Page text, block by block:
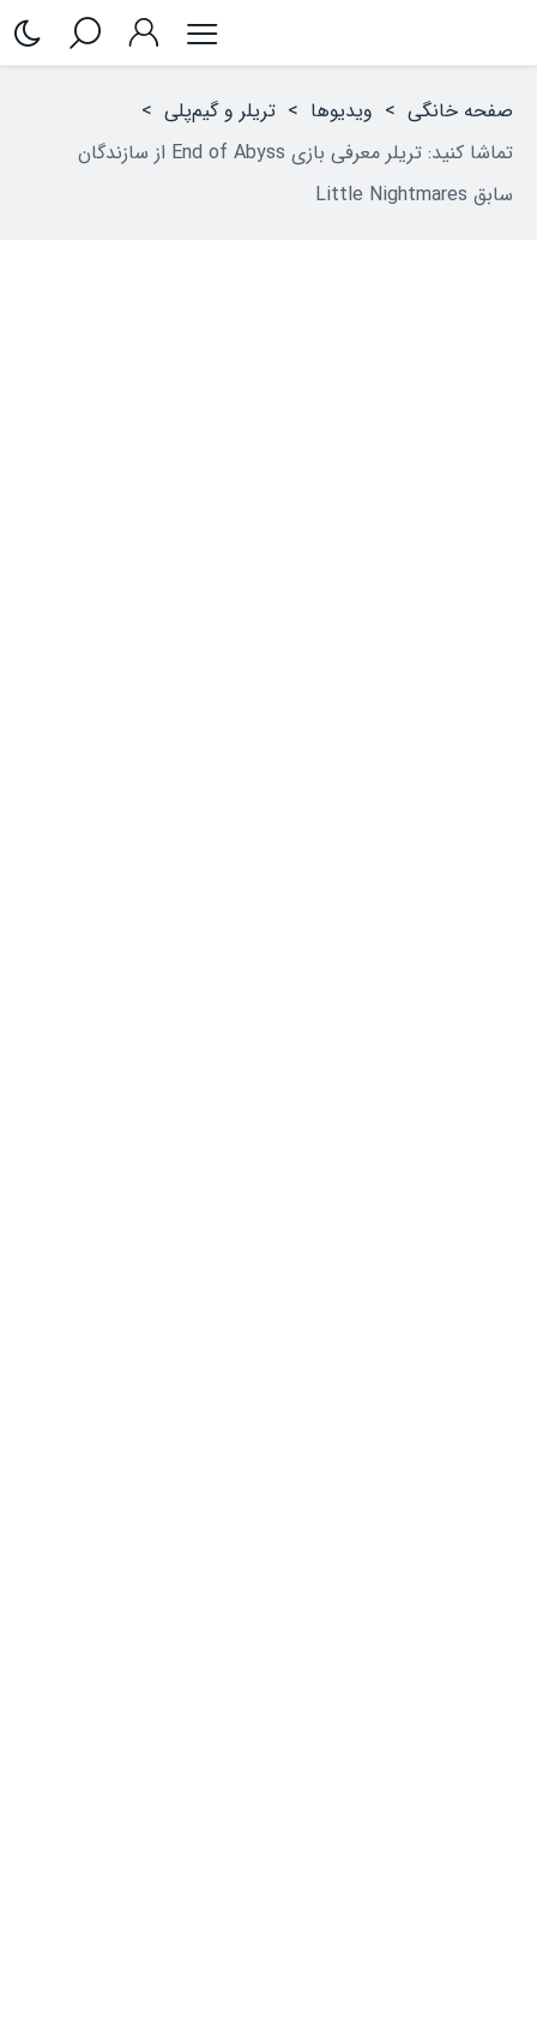
صفحه خانگی > ویدیوها > تریلر و گیم‌پلی >
تماشا کنید: تریلر معرفی بازی End of Abyss از سازندگان
سابق Little Nightmares